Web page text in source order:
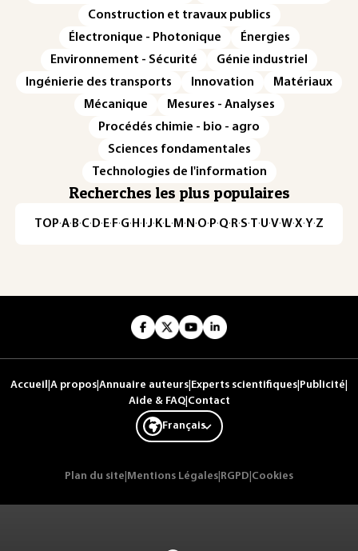
Construction et travaux publics
Électronique - Photonique
Énergies
Environnement - Sécurité
Génie industriel
Ingénierie des transports
Innovation
Matériaux
Mécanique
Mesures - Analyses
Procédés chimie - bio - agro
Sciences fondamentales
Technologies de l'information
Recherches les plus populaires
TOP·A·B·C· D· E· F·G· H · ·J· K· L· M · N ·O· P·Q· R·S·T·U·V·W·X·Y·Z
Accueil A propos Annuaire auteurs Experts scientifiques Publicité
Aide & FAQ| Contact
Français
Plan du site Mentions Légales RGPD Cookies